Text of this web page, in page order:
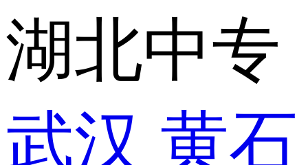
湖北中专
武汉 黄石